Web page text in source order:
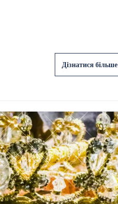
Дізнатися більше